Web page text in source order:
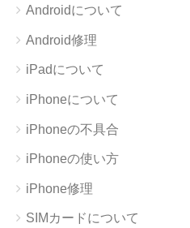
Androidについて
Android修理
iPadについて
iPhoneについて
iPhoneの不具合
iPhoneの使い方
iPhone修理
SIMカードについて